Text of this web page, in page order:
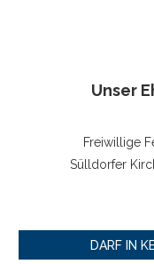
Unser
Freiwillige
Sülldorfer
DARF IN